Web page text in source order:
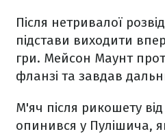
Після нетривалої
підстави виходити
гри. Мейсон Маунт
фланзі та завдав
М'яч після рикошету
опинився у Пулішича,